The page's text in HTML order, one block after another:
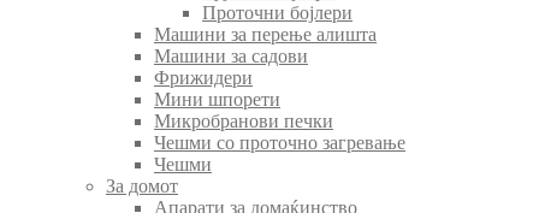
Проточни бојлери
Машини за перење алишта
Машини за садови
Фрижидери
Мини шпорети
Микробранови печки
Чешми со проточно загревање
Чешми
За домот
Апарати за домаќинство